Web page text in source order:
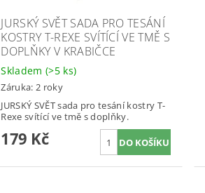
JURSKÝ SVĚT SADA PRO TESÁNÍ
KOSTRY T-REXE SVÍTÍCÍ VE TMĚ S
DOPLŇKY V KRABIČCE
Skladem (>5 ks)
Záruka: 2 roky
JURSKÝ SVĚT sada pro tesání kostry T-
Rexe svítící ve tmě s doplňky.
179 Kč